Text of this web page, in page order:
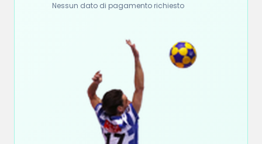
Nessun dato di pagamento richiesto